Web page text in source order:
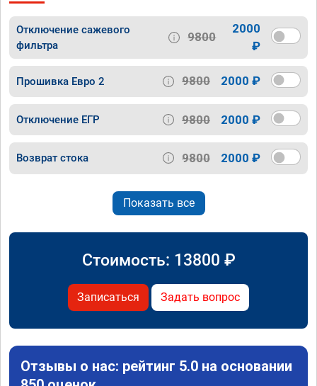
Отключение сажевого
фильтра
9800
2000
₽
Прошивка Евро 2 9800 2000 ₽
Отключение ЕГР 9800 2000 ₽
Возврат стока 9800 2000 ₽
Показать все
Стоимость: 13800 ₽
Записаться Задать вопрос
Отзывы о нас: рейтинг 5.0 на основании